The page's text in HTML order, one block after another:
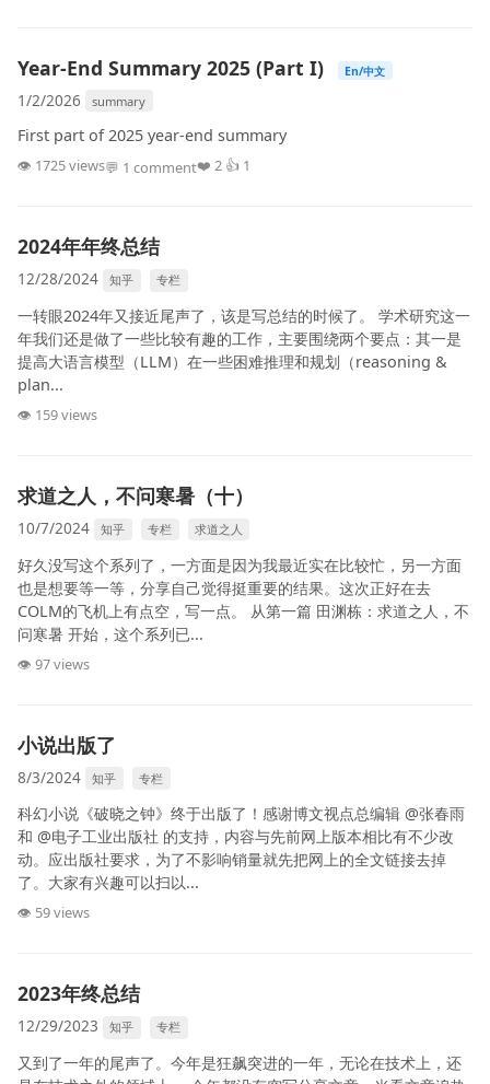
Year-End Summary 2025 (Part I) En/中文
1/2/2026 summary
First part of 2025 year-end summary
👁 1725 views💬 1 comment❤️ 2 👍 1
2024年年终总结
12/28/2024 知乎 专栏
一转眼2024年又接近尾声了，该是写总结的时候了。 学术研究这一
年我们还是做了一些比较有趣的工作，主要围绕两个要点：其一是
提高大语言模型（LLM）在一些困难推理和规划（reasoning &
plan...
👁 159 views
求道之人，不问寒暑（十）
10/7/2024 知乎 专栏 求道之人
好久没写这个系列了，一方面是因为我最近实在比较忙，另一方面
也是想要等一等，分享自己觉得挺重要的结果。这次正好在去
COLM的飞机上有点空，写一点。 从第一篇 田渊栋：求道之人，不
问寒暑 开始，这个系列已...
👁 97 views
小说出版了
8/3/2024 知乎 专栏
科幻小说《破晓之钟》终于出版了！感谢博文视点总编辑 @张春雨
和 @电子工业出版社 的支持，内容与先前网上版本相比有不少改
动。应出版社要求，为了不影响销量就先把网上的全文链接去掉
了。大家有兴趣可以扫以...
👁 59 views
2023年终总结
12/29/2023 知乎 专栏
又到了一年的尾声了。今年是狂飙突进的一年，无论在技术上，还